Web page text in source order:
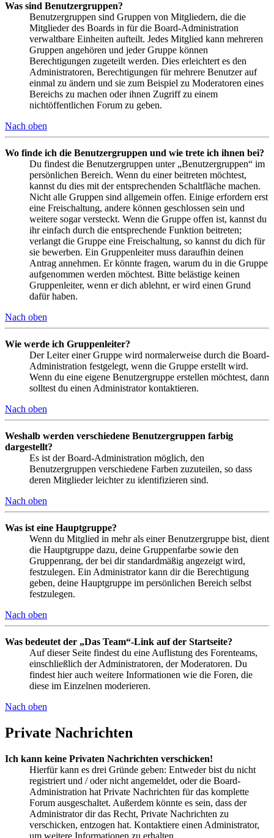
Was sind Benutzergruppen?
Benutzergruppen sind Gruppen von Mitgliedern, die die
Mitglieder des Boards in für die Board-Administration
verwaltbare Einheiten aufteilt. Jedes Mitglied kann mehreren
Gruppen angehören und jeder Gruppe können
Berechtigungen zugeteilt werden. Dies erleichtert es den
Administratoren, Berechtigungen für mehrere Benutzer auf
einmal zu ändern und sie zum Beispiel zu Moderatoren eines
Bereichs zu machen oder ihnen Zugriff zu einem
nichtöffentlichen Forum zu geben.
Nach oben
Wo finde ich die Benutzergruppen und wie trete ich ihnen bei?
Du findest die Benutzergruppen unter „Benutzergruppen“ im
persönlichen Bereich. Wenn du einer beitreten möchtest,
kannst du dies mit der entsprechenden Schaltfläche machen.
Nicht alle Gruppen sind allgemein offen. Einige erfordern erst
eine Freischaltung, andere können geschlossen sein und
weitere sogar versteckt. Wenn die Gruppe offen ist, kannst du
ihr einfach durch die entsprechende Funktion beitreten;
verlangt die Gruppe eine Freischaltung, so kannst du dich für
sie bewerben. Ein Gruppenleiter muss daraufhin deinen
Antrag annehmen. Er könnte fragen, warum du in die Gruppe
aufgenommen werden möchtest. Bitte belästige keinen
Gruppenleiter, wenn er dich ablehnt, er wird einen Grund
dafür haben.
Nach oben
Wie werde ich Gruppenleiter?
Der Leiter einer Gruppe wird normalerweise durch die Board-
Administration festgelegt, wenn die Gruppe erstellt wird.
Wenn du eine eigene Benutzergruppe erstellen möchtest, dann
solltest du einen Administrator kontaktieren.
Nach oben
Weshalb werden verschiedene Benutzergruppen farbig
dargestellt?
Es ist der Board-Administration möglich, den
Benutzergruppen verschiedene Farben zuzuteilen, so dass
deren Mitglieder leichter zu identifizieren sind.
Nach oben
Was ist eine Hauptgruppe?
Wenn du Mitglied in mehr als einer Benutzergruppe bist, dient
die Hauptgruppe dazu, deine Gruppenfarbe sowie den
Gruppenrang, der bei dir standardmäßig angezeigt wird,
festzulegen. Ein Administrator kann dir die Berechtigung
geben, deine Hauptgruppe im persönlichen Bereich selbst
festzulegen.
Nach oben
Was bedeutet der „Das Team“-Link auf der Startseite?
Auf dieser Seite findest du eine Auflistung des Forenteams,
einschließlich der Administratoren, der Moderatoren. Du
findest hier auch weitere Informationen wie die Foren, die
diese im Einzelnen moderieren.
Nach oben
Private Nachrichten
Ich kann keine Privaten Nachrichten verschicken!
Hierfür kann es drei Gründe geben: Entweder bist du nicht
registriert und / oder nicht angemeldet, oder die Board-
Administration hat Private Nachrichten für das komplette
Forum ausgeschaltet. Außerdem könnte es sein, dass der
Administrator dir das Recht, Private Nachrichten zu
verschicken, entzogen hat. Kontaktiere einen Administrator,